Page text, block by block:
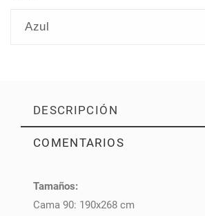
DESCRIPCIÓN
COMENTARIOS
Tamaños:
Cama 90: 190x268 cm
PULSE AQUÍ PARA DEJAR SU OPINIÓN